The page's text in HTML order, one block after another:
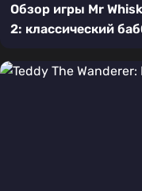
Обзор игры Mr
2: классический